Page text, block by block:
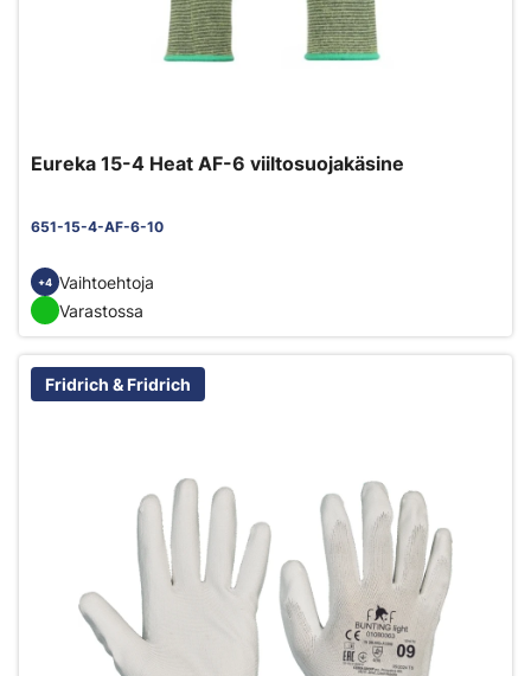
Eureka 15-4 Heat AF-6 viiltosuojakäsine
651-15-4-AF-6-10
+4 Vaihtoehtoja
Varastossa
Fridrich & Fridrich